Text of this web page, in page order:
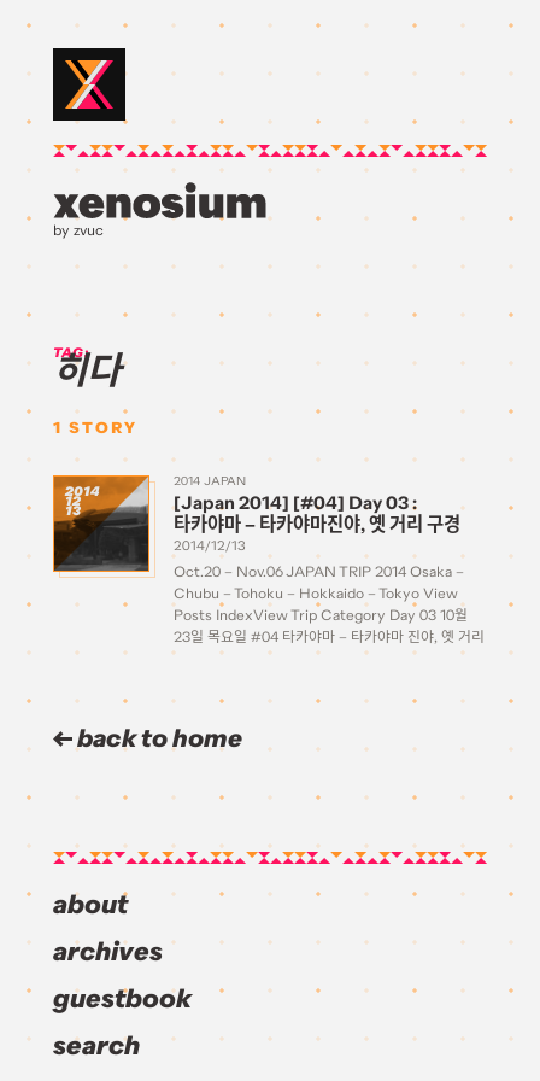
by zvuc
TAG:
히다
1 STORY
2014
12
13
2014 JAPAN
[Japan 2014] [#04] Day 03 :
타카야마 – 타카야마진야, 옛 거리 구경
2014/12/13
Oct.20 – Nov.06 JAPAN TRIP 2014 Osaka –
Chubu – Tohoku – Hokkaido – Tokyo View
Posts IndexView Trip Category Day 03 10월
23일 목요일 #04 타카야마 – 타카야마 진야, 옛 거리
구경 Takayama 카나자와에서 하룻밤을 자고 나서
back to home
about
archives
guestbook
search